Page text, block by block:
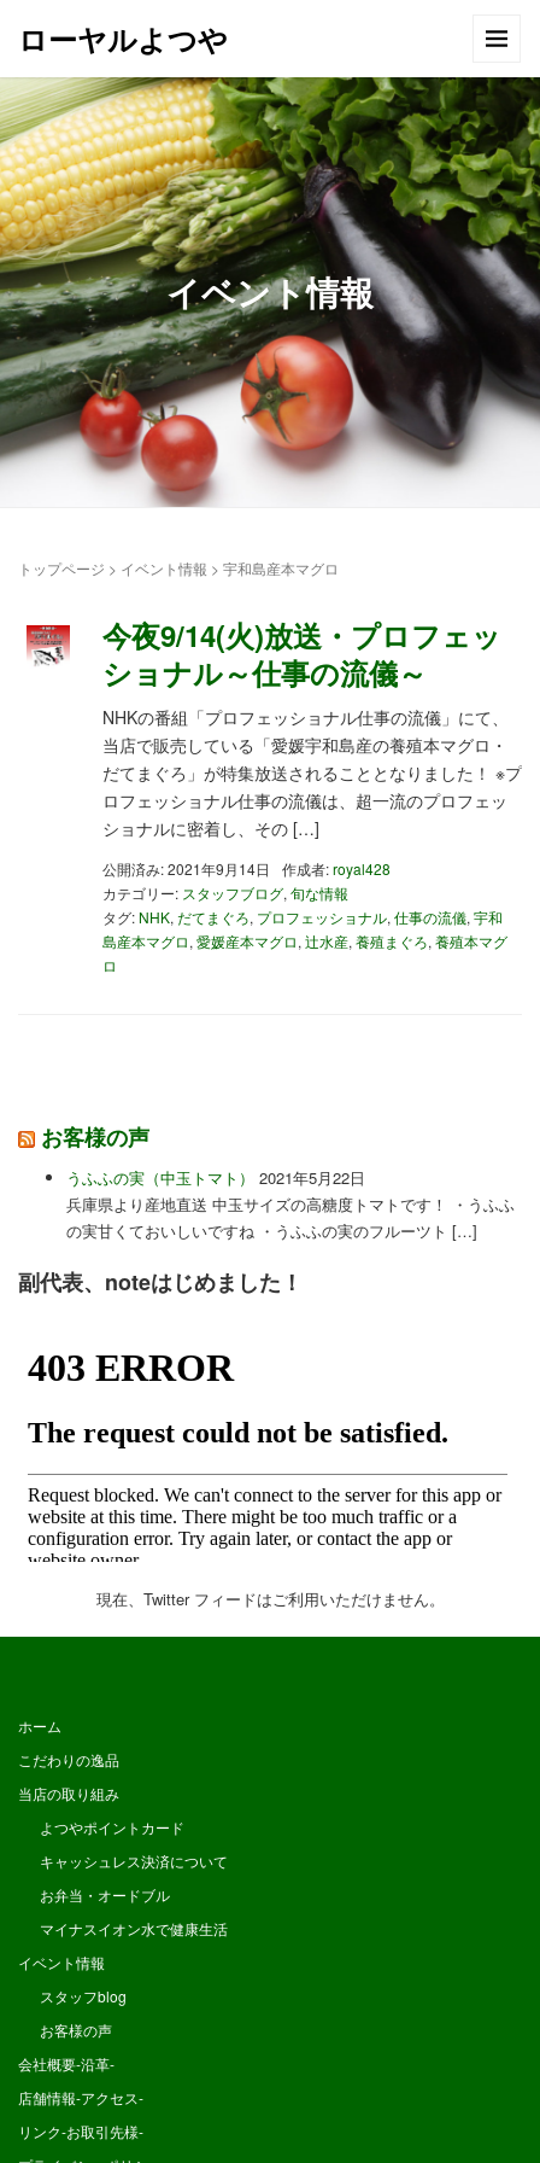
ローヤルよつや
イベント情報
トップページ > イベント情報 > 宇和島産本マグロ
今夜9/14(火)放送・プロフェッ
ショナル～仕事の流儀～
NHKの番組「プロフェッショナル仕事の流儀」にて、
当店で販売している「愛媛宇和島産の養殖本マグロ・
だてまぐろ」が特集放送されることとなりました！ ※プ
ロフェッショナル仕事の流儀は、超一流のプロフェッ
ショナルに密着し、その […]
公開済み: 2021年9月14日 作成者:royal428
カテゴリー: スタッフブログ, 旬な情報
タグ: NHK, だてまぐろ, プロフェッショナル, 仕事の流儀, 宇和
島産本マグロ, 愛媛産本マグロ, 辻水産, 養殖まぐろ, 養殖本マグ
ロ
お客様の声
うふふの実（中玉トマト）
2021年5月22日
兵庫県より産地直送 中玉サイズの高糖度トマトです！ ・うふふ
の実甘くておいしいですね ・うふふの実のフルーツト […]
副代表、noteはじめました！
現在、Twitter フィードはご利用いただけません。
ホーム
こだわりの逸品
当店の取り組み
よつやポイントカード
キャッシュレス決済について
お弁当・オードブル
マイナスイオン水で健康生活
イベント情報
スタッフblog
お客様の声
会社概要-沿革-
店舗情報-アクセス-
リンク-お取引先様-